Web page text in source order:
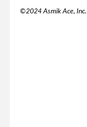
©2024 Asmik Ace, Inc.